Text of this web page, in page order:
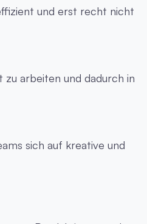
und erst recht nicht
arbeiten und dadurch in
sich auf kreative und